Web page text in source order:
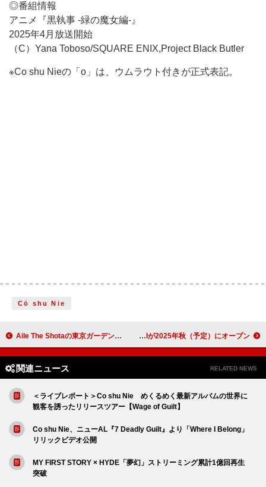
◎番組情報
アニメ『黒執事 -緑の魔女編-』
2025年4月放送開始
（C）Yana Toboso/SQUARE ENIX,Project Black Butler
※Co shu Nieの「o」は、ウムラウト付きが正式表記。
Cö shu Nie
Aile The Shotaの東京ガーデンシアター単独公演、SKY-HI／BE:FIRSTのSOTA＆MANATOらゲスト Billboard Live TAIPEIが2025年秋（予定）にオープン
関連ニュース RELATED NEWS
＜ライブレポート＞Co shu Nie めくるめく最新アルバムの世界に
観客を誘ったリリースツアー【Wage of Guilt】
Co shu Nie、ニューAL『7 Deadly Guilt』より「Where I Belong」
リリックビデオ公開
MY FIRST STORY × HYDE「夢幻」ストリーミング累計1億回再生
突破